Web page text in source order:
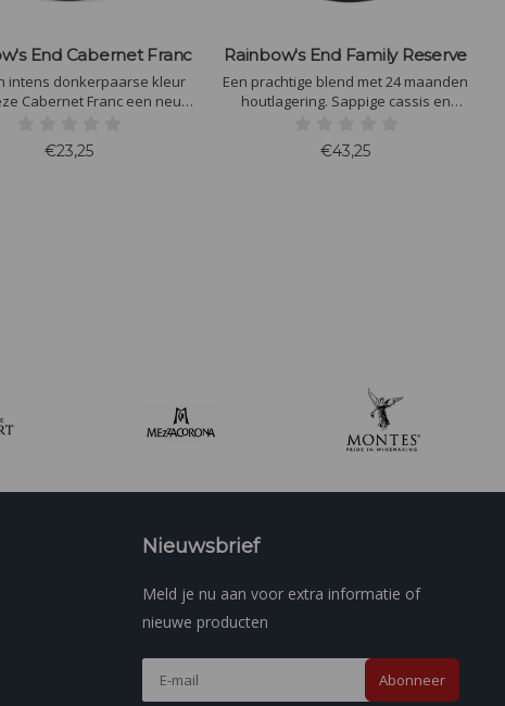
End Cabernet Franc
intens donkerpaarse kleur
Cabernet Franc een neus
Het mondgevoel geeft
tannines met braam en
€23,25
Rainbow's End Family Reserve
Een prachtige blend met 24 maanden
houtlagering. Sappige cassis en
bes creëren een harmonieuze
symfonie in de mond. Evenwichtig
€43,25
Nieuwsbrief
Meld je nu aan voor extra informatie of
nieuwe producten
Abonneer